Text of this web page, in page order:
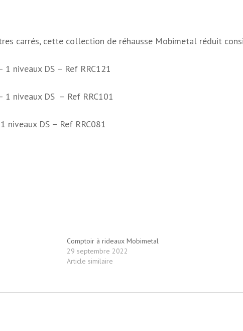
carrés, cette collection de réhausse Mobimetal réduit
niveaux DS – Ref RRC121
niveaux DS – Ref RRC101
DS – Ref RRC081
Comptoir à rideaux Mobimetal
29 septembre 2022
Article similaire